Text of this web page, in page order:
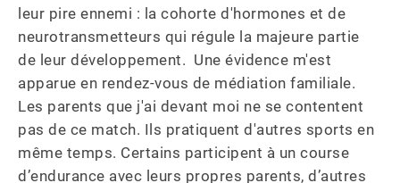
leur pire ennemi : la cohorte d'hormones et de
neurotransmetteurs qui régule la majeure partie
de leur développement.  Une évidence m'est
apparue en rendez-vous de médiation familiale.
Les parents que j'ai devant moi ne se contentent
pas de ce match. Ils pratiquent d'autres sports en
même temps. Certains participent à un course
d’endurance avec leurs propres parents, d’autres